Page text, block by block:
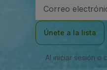
de
Únete a la lista
Al iniciar sesión o